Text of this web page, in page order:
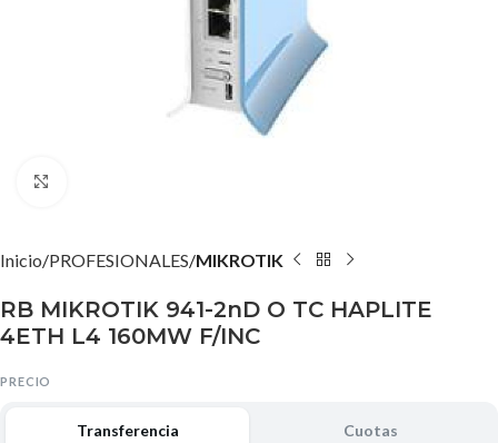
Inicio PROFESIONALES MIKROTIK
RB MIKROTIK 941-2nD O TC HAPLITE
4ETH L4 160MW F/INC
PRECIO
Transferencia Cuotas